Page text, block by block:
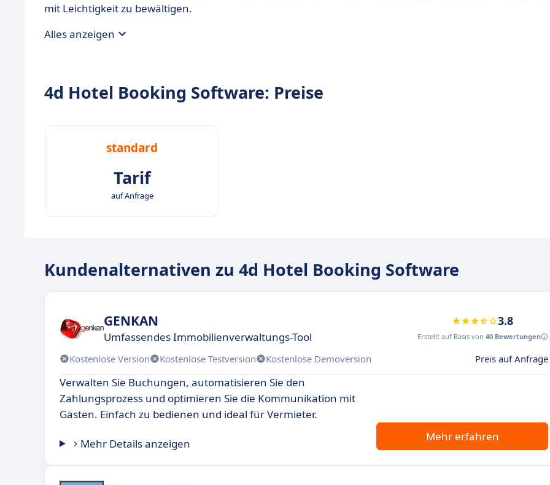
mit Leichtigkeit zu bewältigen.
Alles anzeigen
4d Hotel Booking Software: Preise
standard
Tarif
auf Anfrage
Kundenalternativen zu 4d Hotel Booking Software
GENKAN
Umfassendes Immobilienverwaltungs-Tool
3.8
Erstellt auf Basis von 40 Bewertungen
Kostenlose Version Kostenlose Testversion Kostenlose Demoversion Preis auf Anfrage
Verwalten Sie Buchungen, automatisieren Sie den
Zahlungsprozess und optimieren Sie die Kommunikation mit
Gästen. Einfach zu bedienen und ideal für Vermieter.
Mehr Details anzeigen
Mehr erfahren